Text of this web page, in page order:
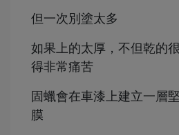
但一次別塗太多
如果上的太厚，不但乾的
得非常痛苦
固蠟會在車漆上建立一層
膜